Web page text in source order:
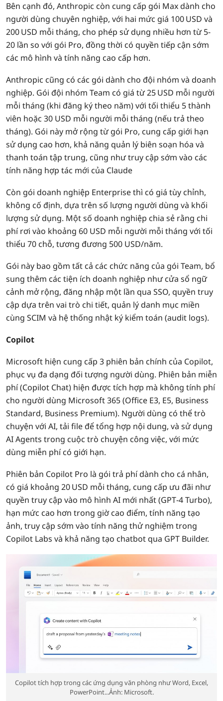
Bên cạnh đó, Anthropic còn cung cấp gói Max dành cho
người dùng chuyên nghiệp, với hai mức giá 100 USD và
200 USD mỗi tháng, cho phép sử dụng nhiều hơn từ 5-
20 lần so với gói Pro, đồng thời có quyền tiếp cận sớm
các mô hình và tính năng cao cấp hơn.
Anthropic cũng có các gói dành cho đội nhóm và doanh
nghiệp. Gói đội nhóm Team có giá từ 25 USD mỗi người
mỗi tháng (khi đăng ký theo năm) với tối thiểu 5 thành
viên hoặc 30 USD mỗi người mỗi tháng (nếu trả theo
tháng). Gói này mở rộng từ gói Pro, cung cấp giới hạn
sử dụng cao hơn, khả năng quản lý biên soạn hóa và
thanh toán tập trung, cũng như truy cập sớm vào các
tính năng hợp tác mới của Claude
Còn gói doanh nghiệp Enterprise thì có giá tùy chỉnh,
không cố định, dựa trên số lượng người dùng và khối
lượng sử dụng. Một số doanh nghiệp chia sẻ rằng chi
phí rơi vào khoảng 60 USD mỗi người mỗi tháng với tối
thiểu 70 chỗ, tương đương 500 USD/năm.
Gói này bao gồm tất cả các chức năng của gói Team, bổ
sung thêm các tiện ích doanh nghiệp như cửa sổ ngữ
cảnh mở rộng, đăng nhập một lần qua SSO, quyền truy
cập dựa trên vai trò chi tiết, quản lý danh mục miền
cùng SCIM và hệ thống nhật ký kiểm toán (audit logs).
Copilot
Microsoft hiện cung cấp 3 phiên bản chính của Copilot,
phục vụ đa dạng đối tượng người dùng. Phiên bản miễn
phí (Copilot Chat) hiện được tích hợp mà không tính phí
cho người dùng Microsoft 365 (Office E3, E5, Business
Standard, Business Premium). Người dùng có thể trò
chuyện với AI, tải file để tổng hợp nội dung, và sử dụng
AI Agents trong cuộc trò chuyện công việc, với mức
dùng miễn phí có giới hạn.
Phiên bản Copilot Pro là gói trả phí dành cho cá nhân,
có giá khoảng 20 USD mỗi tháng, cung cấp ưu đãi như
quyền truy cập vào mô hình AI mới nhất (GPT‑4 Turbo),
hạn mức cao hơn trong giờ cao điểm, tính năng tạo
ảnh, truy cập sớm vào tính năng thử nghiệm trong
Copilot Labs và khả năng tạo chatbot qua GPT Builder.
Copilot tích hợp trong các ứng dụng văn phòng như Word, Excel,
PowerPoint...Ảnh: Microsoft.